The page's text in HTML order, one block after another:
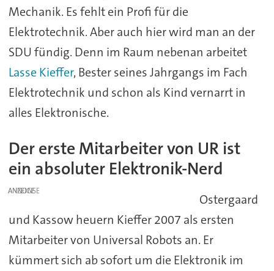
Mechanik. Es fehlt ein Profi für die
Elektrotechnik. Aber auch hier wird man an der
SDU fündig. Denn im Raum nebenan arbeitet
Lasse Kieffer, Bester seines Jahrgangs im Fach
Elektrotechnik und schon als Kind vernarrt in
alles Elektronische.
Der erste Mitarbeiter von UR ist
ein absoluter Elektronik-Nerd
ANZEIGE
Ostergaard
und Kassow heuern Kieffer 2007 als ersten
Mitarbeiter von Universal Robots an. Er
kümmert sich ab sofort um die Elektronik im